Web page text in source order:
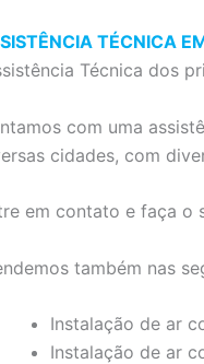
TÉCNICA
Técnica dos
com uma
cidades, com
em contato e faça o
também nas
Instalação de ar
Instalação de ar